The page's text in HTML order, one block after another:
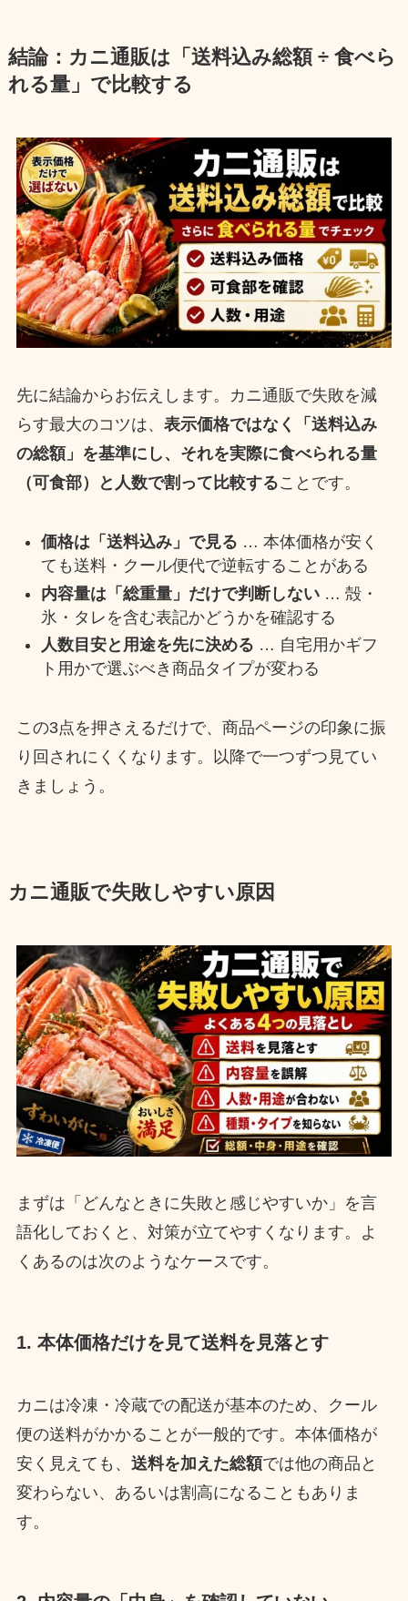
結論：カニ通販は「送料込み総額 ÷ 食べら
れる量」で比較する
先に結論からお伝えします。カニ通販で失敗を減
らす最大のコツは、 表示価格ではなく「送料込み
の総額」を基準にし、それを実際に食べられる量
（可食部）と人数で割って比較することです。
価格は「送料込み」で見る … 本体価格が安く
ても送料・クール便代で逆転することがある
内容量は「総重量」だけで判断しない… 殻・
氷・タレを含む表記かどうかを確認する
人数目安と用途を先に決める … 自宅用かギフ
ト用かで選ぶべき商品タイプが変わる
この3点を押さえるだけで、商品ページの印象に振
り回されにくくなります。以降で一つずつ見てい
きましょう。
カニ通販で失敗しやすい原因
まずは「どんなときに失敗と感じやすいか」を言
語化しておくと、対策が立てやすくなります。よ
くあるのは次のようなケースです。
1. 本体価格だけを見て送料を見落とす
カニは冷凍・冷蔵での配送が基本のため、クール
便の送料がかかることが一般的です。本体価格が
安く見えても、 送料を加えた総額では他の商品と
変わらない、あるいは割高になることもありま
す。